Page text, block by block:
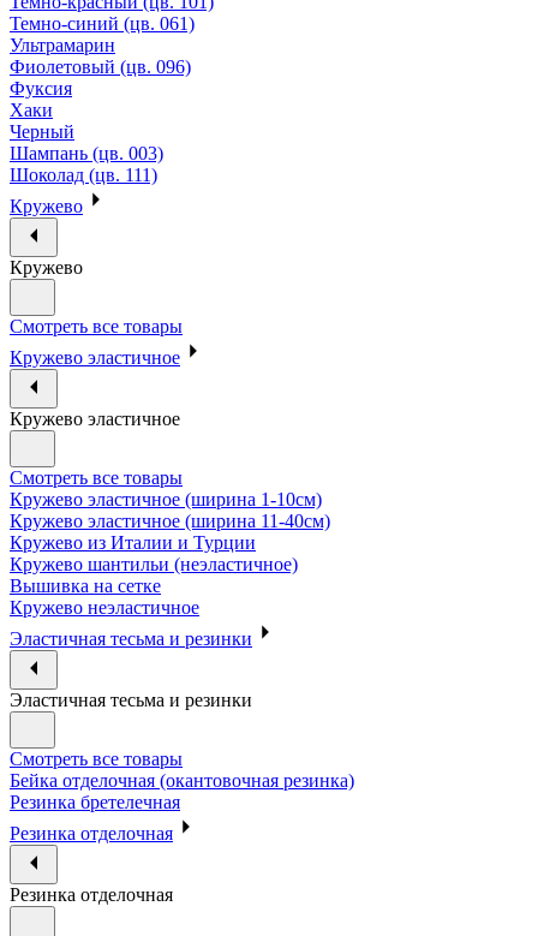
Темно-синий (цв. 061)
Ультрамарин
Фиолетовый (цв. 096)
Фуксия
Хаки
Черный
Шампань (цв. 003)
Шоколад (цв. 111)
Кружево
Кружево
Смотреть все товары
Кружево эластичное
Кружево эластичное
Смотреть все товары
Кружево эластичное (ширина 1-10см)
Кружево эластичное (ширина 11-40см)
Кружево из Италии и Турции
Кружево шантильи (неэластичное)
Вышивка на сетке
Кружево неэластичное
Эластичная тесьма и резинки
Эластичная тесьма и резинки
Смотреть все товары
Бейка отделочная (окантовочная резинка)
Резинка бретелечная
Резинка отделочная
Резинка отделочная